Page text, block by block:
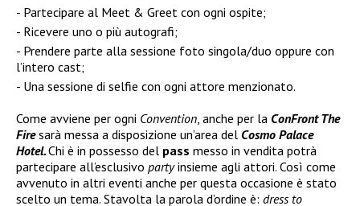
Partecipare al Meet & Greet con ogni ospite;
Ricevere uno o più autografi;
Prendere parte alla sessione foto singola/duo oppure con
l’intero cast;
Una sessione di selfie con ogni attore menzionato.
Come avviene per ogni Convention, anche per la ConFront The
Firesarà messa a disposizione un’area del Cosmo Palace
Hotel.Chi è in possesso del pass messo in vendita potrà
partecipare all’esclusivo partyinsieme agli attori. Così come
avvenuto in altri eventi anche per questa occasione è stato
scelto un tema. Stavolta la parola d’ordine è: dress to